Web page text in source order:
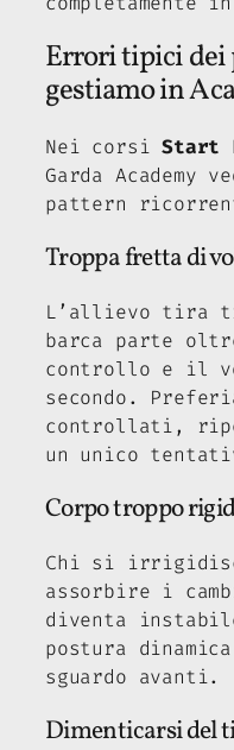
Errori tipici dei
gestiamo in
Nei corsiStart
Garda Academy
pattern
Troppa fretta di
L’allievo tira
barca parte
controllo e il
secondo.
controllati,
un unico
Corpo troppo
Chi si
assorbire i
diventa
postura
sguardo avanti.
Dimenticarsi del